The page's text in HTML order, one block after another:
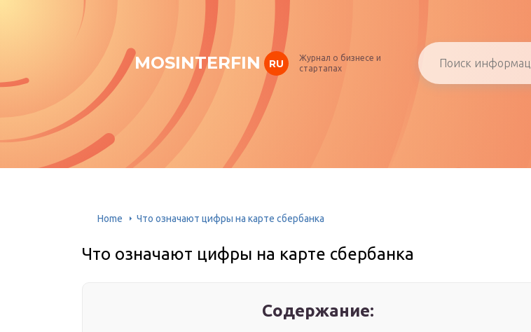
MOSINTERFIN RU
Журнал о бизнесе и
стартапах
Home Что означают цифры на карте сбербанка
Что означают цифры на карте сбербанка
Содержание: